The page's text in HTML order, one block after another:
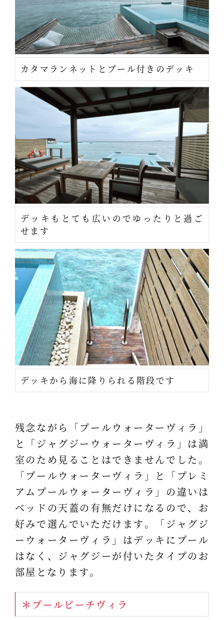
カタマランネットとプール付きのデッキ
デッキもとても広いのでゆったりと過ご
せます
デッキから海に降りられる階段です
残念ながら「プールウォーターヴィラ」
と「ジャグジーウォーターヴィラ」は満
室のため見ることはできませんでした。
「プールウォーターヴィラ」と「プレミ
アムプールウォーターヴィラ」の違いは
ベッドの天蓋の有無だけになるので、お
好みで選んでいただけます。「ジャグジ
ーウォーターヴィラ」はデッキにプール
はなく、ジャグジーが付いたタイプのお
部屋となります。
＊プールビーチヴィラ